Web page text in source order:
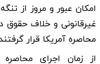
امکان عبور و مروز از
غیرقانونی و خلاف حقوق
محاصره آمریکا قرار
از زمان اجرای